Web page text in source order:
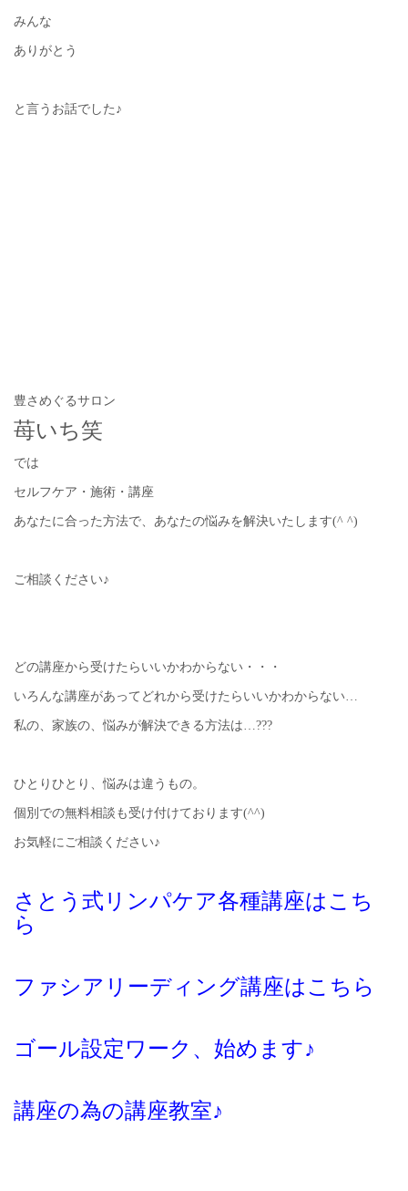
みんな
ありがとう
と言うお話でした♪
豊さめぐるサロン
苺いち笑
では
セルフケア・施術・講座
あなたに合った方法で、あなたの悩みを解決いたします(^ ^)
ご相談ください♪
どの講座から受けたらいいかわからない・・・
いろんな講座があってどれから受けたらいいかわからない…
私の、家族の、悩みが解決できる方法は…???
ひとりひとり、悩みは違うもの。
個別での無料相談も受け付けております(^^)
お気軽にご相談ください♪
さとう式リンパケア各種講座はこち
ら
ファシアリーディング講座はこちら
ゴール設定ワーク、始めます♪
講座の為の講座教室♪